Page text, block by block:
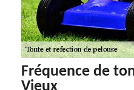
Fréquence de
Vieux